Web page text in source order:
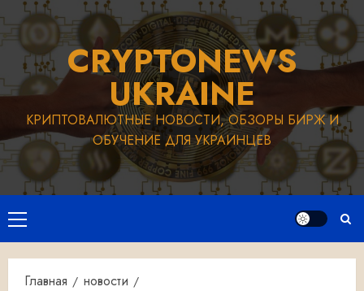
Перейти
к
содержимомуCRYPTONEWS
UKRAINE
КРИПТОВАЛЮТНЫЕ НОВОСТИ, ОБЗОРЫ БИРЖ И
ОБУЧЕНИЕ ДЛЯ УКРАИНЦЕВ
Основное
меню
Главная
новости